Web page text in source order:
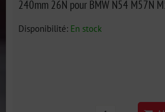
240mm 26N pour BMW N54 M57N
Disponibilité: En stock